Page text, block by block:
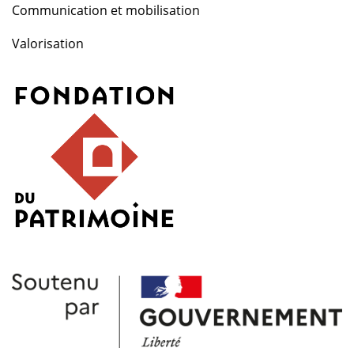
Communication et mobilisation
Valorisation